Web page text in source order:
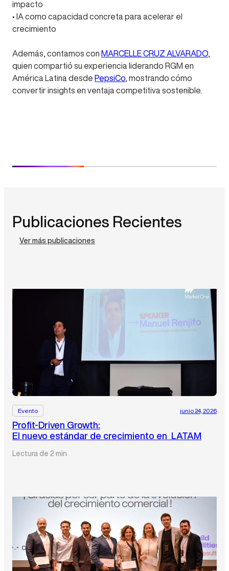
impacto
• IA como capacidad concreta para acelerar el
crecimiento
Además, contamos con MARCELLE CRUZ ALVARADO
quien compartió su experiencia liderando RGM en
América Latina desde PepsiCo , mostrando cómo
convertir insights en ventaja competitiva sostenible.
Publicaciones Recientes
Ver más publicaciones
Evento junio 24, 2026
Profit-Driven Growth:
El nuevo estándar de crecimiento en LATAM
Lectura de 2 min